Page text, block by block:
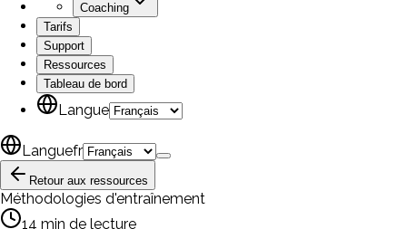
Coaching
Tarifs
Support
Ressources
Tableau de bord
Langue
Languefr
Retour aux ressources
Méthodologies d'entraînement
14 min de lecture